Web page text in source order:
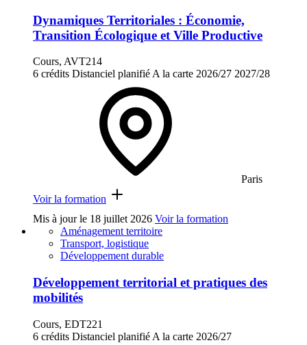
Dynamiques Territoriales : Économie,
Transition Écologique et Ville Productive
Cours, AVT214
6 crédits Distanciel planifié A la carte 2026/27 2027/28
Paris
Voir la formation
Mis à jour le 18 juillet 2026 Voir la formation
Aménagement territoire
Transport, logistique
Développement durable
Développement territorial et pratiques des
mobilités
Cours, EDT221
6 crédits Distanciel planifié A la carte 2026/27